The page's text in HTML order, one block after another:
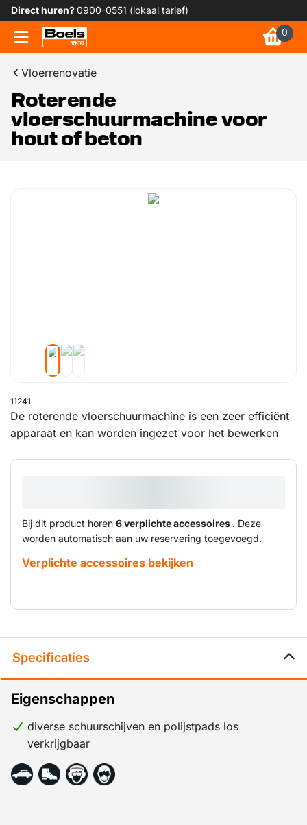
Direct huren?0900-0551 (lokaal tarief)
0
Vloerrenovatie
Roterende
vloerschuurmachine voor
hout of beton
11241
De roterende vloerschuurmachine is een zeer efficiënt
apparaat en kan worden ingezet voor het bewerken
voorbereiden van grote oppervlakten parket- of
van parket maar ook voor het lakken of oliën. Ook
voor het licht opschuren of voorbereiden van grote
vloerschuurmachine de juiste keus.
Bij dit product horen 6 verplichte accessoires . Deze
worden automatisch aan uw reservering toegevoegd.
Verplichte accessoires bekijken
Specificaties
Eigenschappen
diverse schuurschijven en polijstpads los
verkrijgbaar